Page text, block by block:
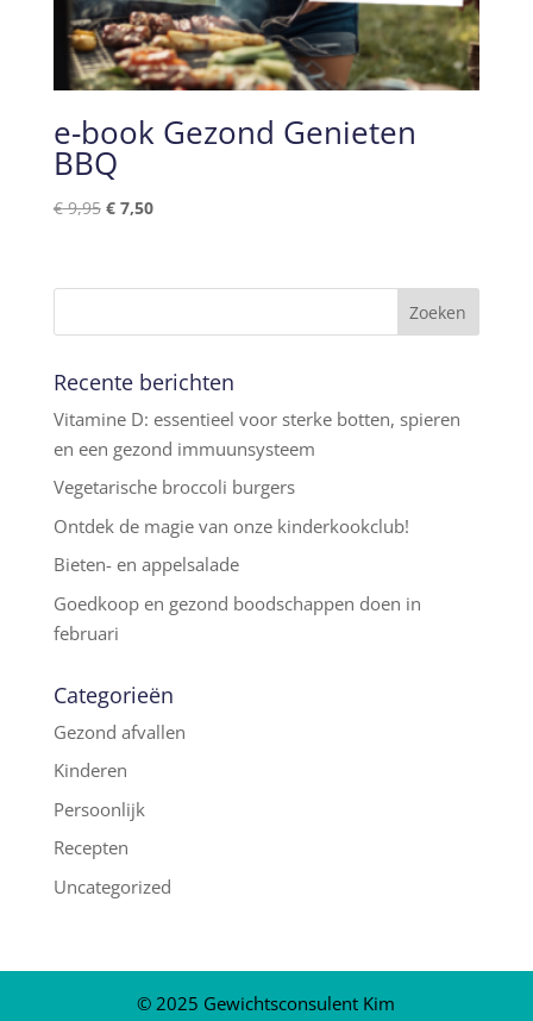
e-book Gezond Genieten
BBQ
€9,95 Oorspronkelijke
€ 9,95.
€7,50Huidige
€ 7,50.
Recente berichten
Vitamine D: essentieel voor sterke botten, spieren
en een gezond immuunsysteem
Vegetarische broccoli burgers
Ontdek de magie van onze kinderkookclub!
Bieten- en appelsalade
Goedkoop en gezond boodschappen doen in
februari
Categorieën
Gezond afvallen
Kinderen
Persoonlijk
Recepten
Uncategorized
© 2025 Gewichtsconsulent Kim